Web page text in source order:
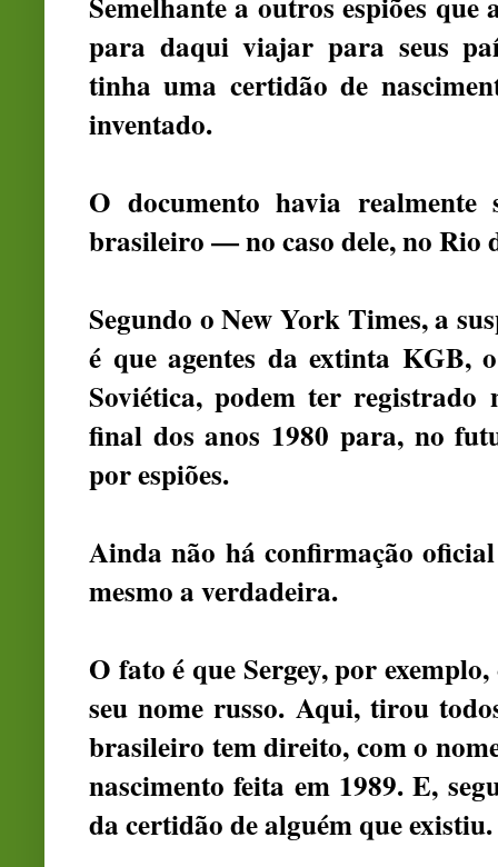
para daqui viajar para seus
tinha uma certidão de
inventado.
O documento havia
brasileiro — no caso dele, no Rio
Segundo o New York Times, a
é que agentes da extinta KGB,
Soviética, podem ter registrado
final dos anos 1980 para, no
por espiões.
Ainda não há confirmação oficial
mesmo a verdadeira.
O fato é que Sergey, por
seu nome russo. Aqui, tirou
brasileiro tem direito, com o
nascimento feita em 1989. E,
da certidão de alguém que existiu.